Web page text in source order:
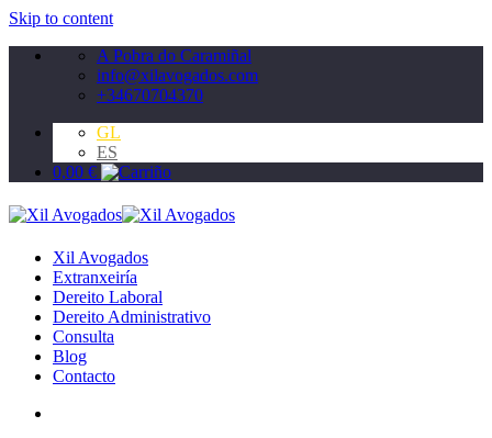
Skip to content
A Pobra do Caramiñal
info@xilavogados.com
+34670704370
GL
ES
0,00 €
Xil Avogados
Extranxeiría
Dereito Laboral
Dereito Administrativo
Consulta
Blog
Contacto